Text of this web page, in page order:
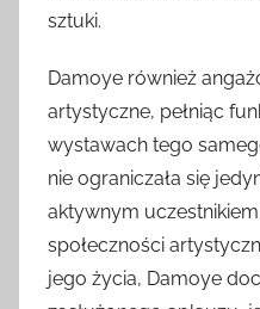
sztuki.
Damoye również
artystyczne, pełniąc
wystawach tego
nie ograniczała się
aktywnym
społeczności
jego życia, Damoye